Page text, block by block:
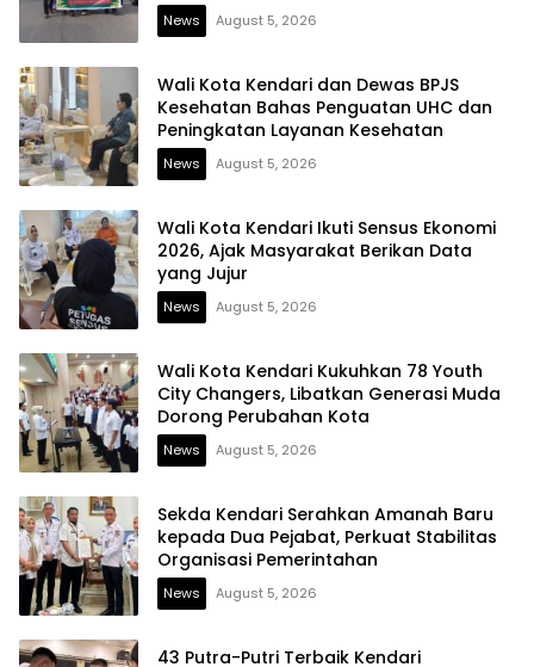
News August 5, 2026
Wali Kota Kendari dan Dewas BPJS
Kesehatan Bahas Penguatan UHC dan
Peningkatan Layanan Kesehatan
News August 5, 2026
Wali Kota Kendari Ikuti Sensus Ekonomi
2026, Ajak Masyarakat Berikan Data
yang Jujur
News August 5, 2026
Wali Kota Kendari Kukuhkan 78 Youth
City Changers, Libatkan Generasi Muda
Dorong Perubahan Kota
News August 5, 2026
Sekda Kendari Serahkan Amanah Baru
kepada Dua Pejabat, Perkuat Stabilitas
Organisasi Pemerintahan
News August 5, 2026
43 Putra-Putri Terbaik Kendari